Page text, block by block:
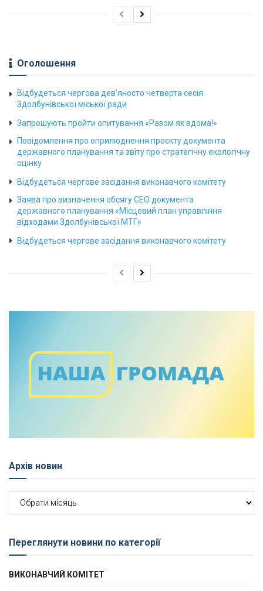
Оголошення
Відбудеться чергова дев’яносто четверта сесія
Здолбунівської міської ради
Запрошують пройти опитування «Разом як вдома!»
Повідомлення про оприлюднення проєкту документа
державного планування та звіту про стратегічну екологічну
оцінку
Відбудеться чергове засідання виконавчого комітету
Заява про визначення обсягу СЕО документа
державного планування «Місцевий план управління
відходами Здолбунівської МТГ»
Відбудеться чергове засідання виконавчого комітету
Архів новин
новин
Переглянути новини по категорії
ВИКОНАВЧИЙ КОМІТЕТ